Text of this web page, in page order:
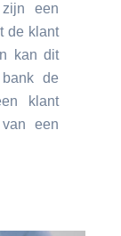
een
de klant
kan dit
de
klant
een